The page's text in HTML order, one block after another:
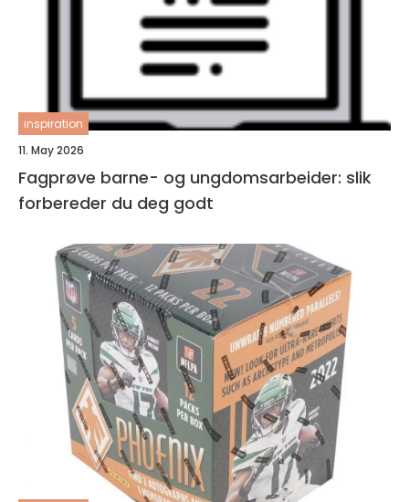
inspiration
11. May 2026
Fagprøve barne- og ungdomsarbeider: slik
forbereder du deg godt